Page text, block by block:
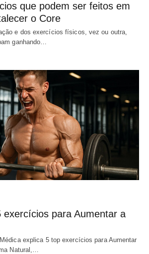
que podem ser feitos em
o Core
e dos exercícios físicos, vez ou outra,
ganhando…
exercícios para Aumentar a
explica 5 top exercícios para Aumentar
Natural,…